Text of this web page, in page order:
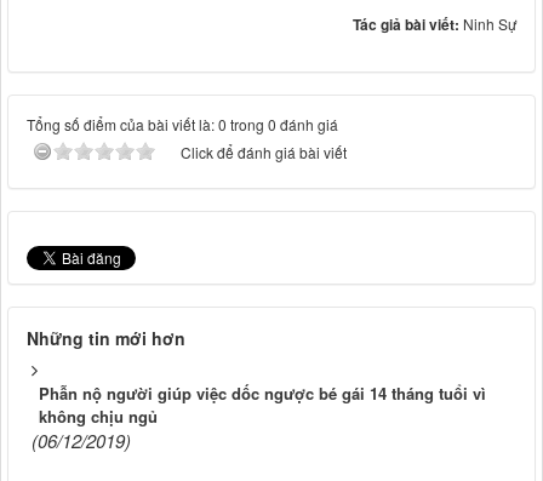
Tác giả bài viết: Ninh Sự
Tổng số điểm của bài viết là: 0 trong 0 đánh giá
Click để đánh giá bài viết
Những tin mới hơn
Phẫn nộ người giúp việc dốc ngược bé gái 14 tháng tuổi vì
không chịu ngủ
(06/12/2019)